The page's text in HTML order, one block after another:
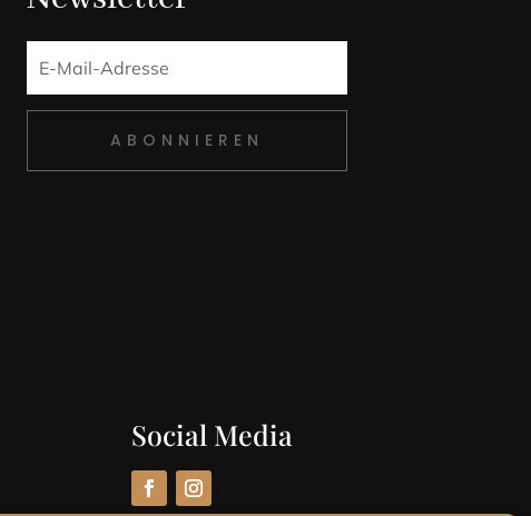
ABONNIEREN
Social Media